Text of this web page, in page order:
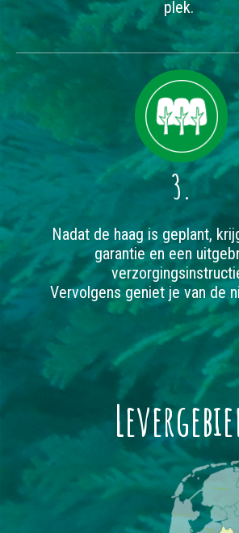
plek.
3.
Nadat de haag is geplant,
garantie en een
Vervolgens geniet je van de